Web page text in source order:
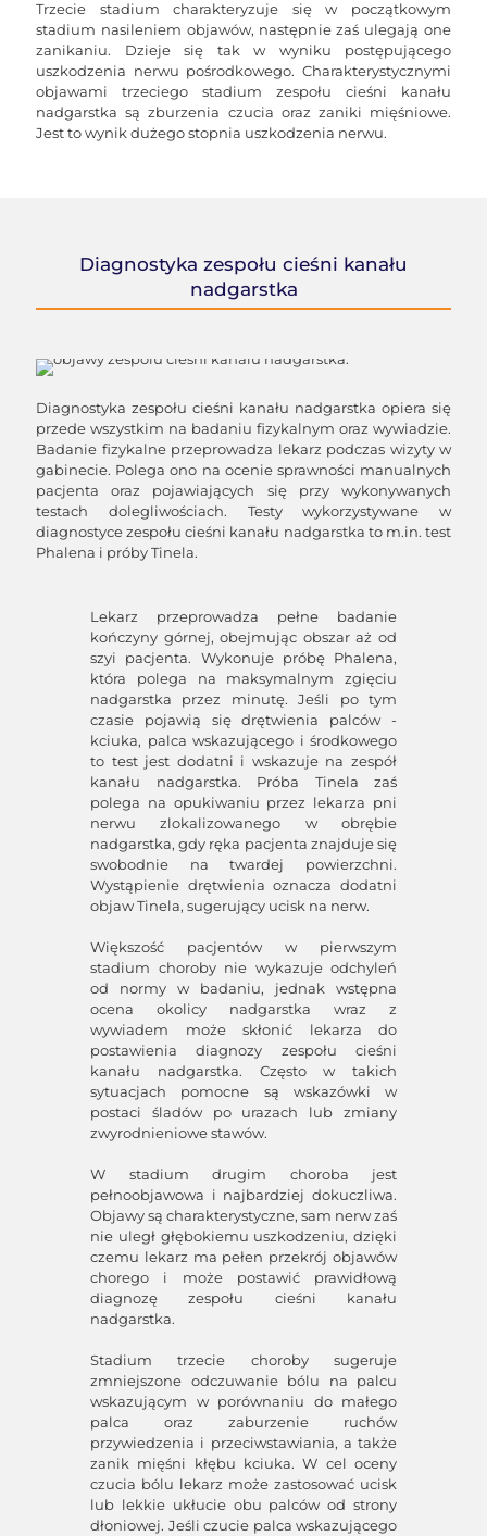
Trzecie stadium charakteryzuje się w początkowym
stadium nasileniem objawów, następnie zaś ulegają one
zanikaniu. Dzieje się tak w wyniku postępującego
uszkodzenia nerwu pośrodkowego. Charakterystycznymi
objawami trzeciego stadium zespołu cieśni kanału
nadgarstka są zburzenia czucia oraz zaniki mięśniowe.
Jest to wynik dużego stopnia uszkodzenia nerwu.
Diagnostyka zespołu cieśni kanału
nadgarstka
Diagnostyka zespołu cieśni kanału nadgarstka opiera się
przede wszystkim na badaniu fizykalnym oraz wywiadzie.
Badanie fizykalne przeprowadza lekarz podczas wizyty w
gabinecie. Polega ono na ocenie sprawności manualnych
pacjenta oraz pojawiających się przy wykonywanych
testach dolegliwościach. Testy wykorzystywane w
diagnostyce zespołu cieśni kanału nadgarstka to m.in. test
Phalena i próby Tinela.
Lekarz przeprowadza pełne badanie
kończyny górnej, obejmując obszar aż od
szyi pacjenta. Wykonuje próbę Phalena,
która polega na maksymalnym zgięciu
nadgarstka przez minutę. Jeśli po tym
czasie pojawią się drętwienia palców -
kciuka, palca wskazującego i środkowego
to test jest dodatni i wskazuje na zespół
kanału nadgarstka. Próba Tinela zaś
polega na opukiwaniu przez lekarza pni
nerwu zlokalizowanego w obrębie
nadgarstka, gdy ręka pacjenta znajduje się
swobodnie na twardej powierzchni.
Wystąpienie drętwienia oznacza dodatni
objaw Tinela, sugerujący ucisk na nerw.
Większość pacjentów w pierwszym
stadium choroby nie wykazuje odchyleń
od normy w badaniu, jednak wstępna
ocena okolicy nadgarstka wraz z
wywiadem może skłonić lekarza do
postawienia diagnozy zespołu cieśni
kanału nadgarstka. Często w takich
sytuacjach pomocne są wskazówki w
postaci śladów po urazach lub zmiany
zwyrodnieniowe stawów.
W stadium drugim choroba jest
pełnoobjawowa i najbardziej dokuczliwa.
Objawy są charakterystyczne, sam nerw zaś
nie uległ głębokiemu uszkodzeniu, dzięki
czemu lekarz ma pełen przekrój objawów
chorego i może postawić prawidłową
diagnozę zespołu cieśni kanału
nadgarstka.
Stadium trzecie choroby sugeruje
zmniejszone odczuwanie bólu na palcu
wskazującym w porównaniu do małego
palca oraz zaburzenie ruchów
przywiedzenia i przeciwstawiania, a także
zanik mięśni kłębu kciuka. W cel oceny
czucia bólu lekarz może zastosować ucisk
lub lekkie ukłucie obu palców od strony
dłoniowej. Jeśli czucie palca wskazującego